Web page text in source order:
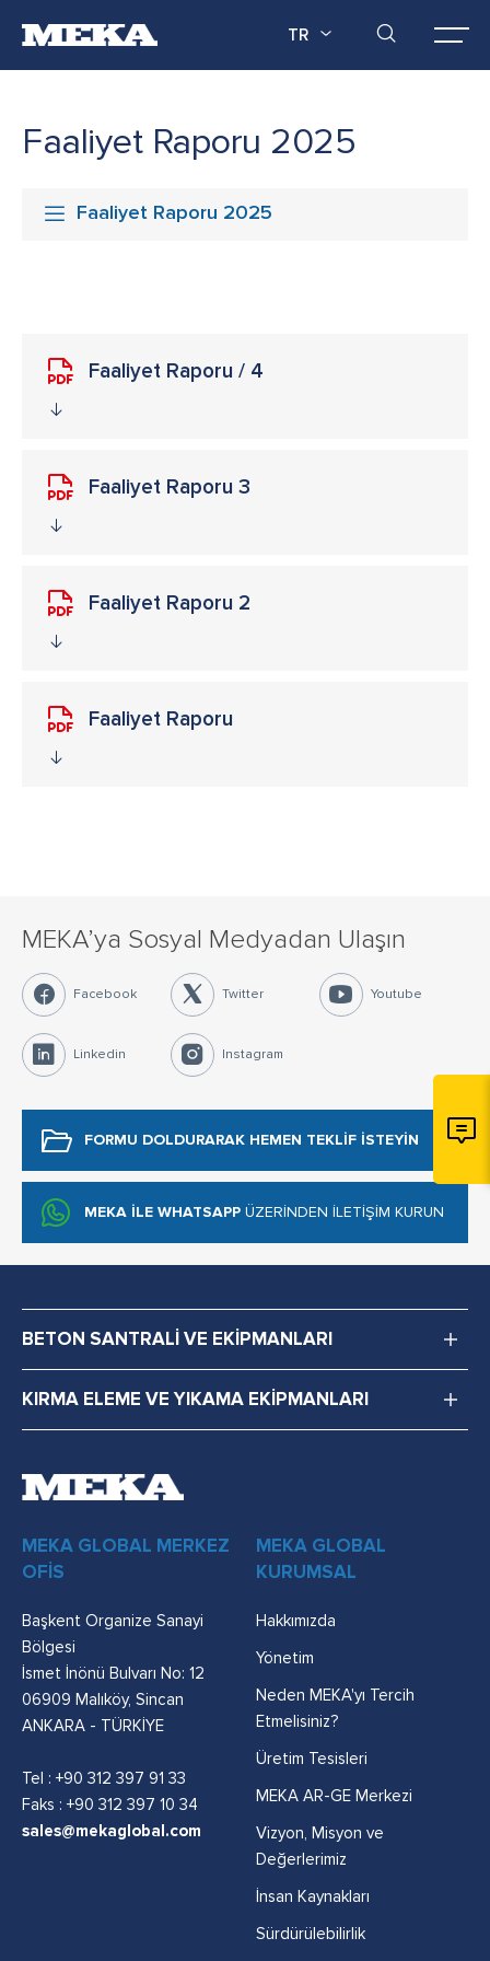
TR
Faaliyet Raporu 2025
Faaliyet Raporu 2025
Faaliyet Raporu / 4
Faaliyet Raporu 3
Faaliyet Raporu 2
Faaliyet Raporu
MEKA’ya Sosyal Medyadan Ulaşın
Facebook Twitter Youtube
Linkedin Instagram
FORMU DOLDURARAK HEMEN TEKLİF İSTEYİN
MEKA İLE WHATSAPP ÜZERİNDEN İLETİŞİM KURUN
BETON SANTRALİ VE EKİPMANLARI
KIRMA ELEME VE YIKAMA EKİPMANLARI
MEKA GLOBAL MERKEZ
OFİS
Başkent Organize Sanayi
Bölgesi
İsmet İnönü Bulvarı No: 12
06909 Malıköy, Sincan
ANKARA - TÜRKİYE
Tel : +90 312 397 91 33
Faks : +90 312 397 10 34
sales@mekaglobal.com
MEKA GLOBAL
KURUMSAL
Hakkımızda
Yönetim
Neden MEKA'yı Tercih
Etmelisiniz?
Üretim Tesisleri
MEKA AR-GE Merkezi
Vizyon, Misyon ve
Değerlerimiz
İnsan Kaynakları
Sürdürülebilirlik